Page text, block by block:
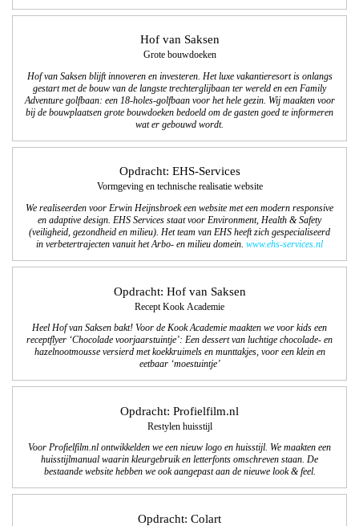
Hof van Saksen
Grote bouwdoeken
Hof van Saksen blijft innoveren en investeren. Het luxe vakantieresort is onlangs
gestart met de bouw van de langste trechterglijbaan ter wereld en een Family
Adventure golfbaan: een 18-holes-golfbaan voor het hele gezin. Wij maakten voor
bij de bouwplaatsen grote bouwdoeken bedoeld om de gasten goed te informeren
wat er gebouwd wordt.
Opdracht: EHS-Services
Vormgeving en technische realisatie website
We realiseerden voor Erwin Heijnsbroek een website met een modern responsive
en adaptive design. EHS Services staat voor Environment, Health & Safety
(veiligheid, gezondheid en milieu). Het team van EHS heeft zich gespecialiseerd
in verbetertrajecten vanuit het Arbo- en milieu domein. www.ehs-services.nl
Opdracht: Hof van Saksen
Recept Kook Academie
Heel Hof van Saksen bakt! Voor de Kook Academie maakten we voor kids een
receptflyer ‘Chocolade voorjaarstuintje’: Een dessert van luchtige chocolade- en
hazelnootmousse versierd met koekkruimels en munttakjes, voor een klein en
eetbaar ‘moestuintje’
Opdracht: Profielfilm.nl
Restylen huisstijl
Voor Profielfilm.nl ontwikkelden we een nieuw logo en huisstijl. We maakten een
huisstijlmanual waarin kleurgebruik en letterfonts omschreven staan. De
bestaande website hebben we ook aangepast aan de nieuwe look & feel.
Opdracht: Colart